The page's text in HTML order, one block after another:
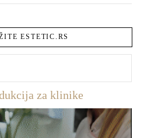
ESTETIC.RS
za klinike